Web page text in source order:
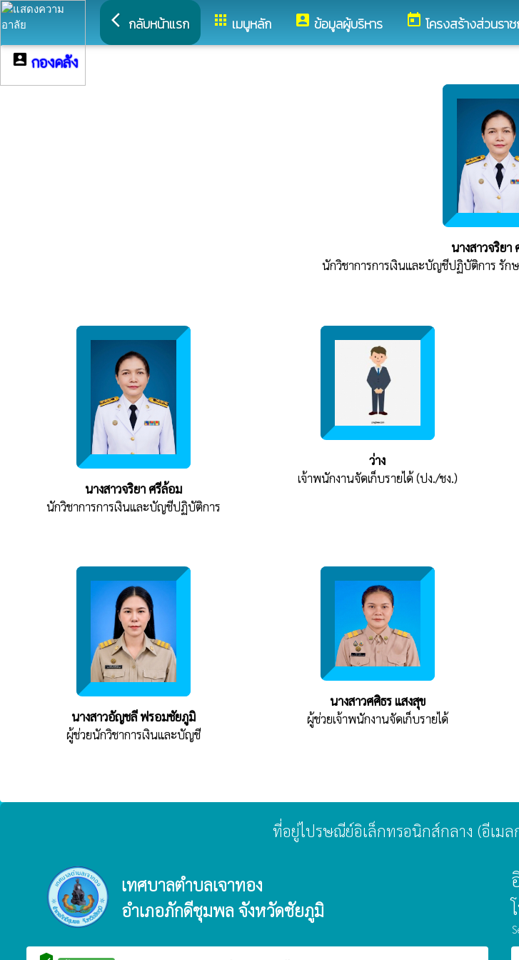
arrow_back_ios กลับหน้าแรก apps เมนูหลัก account_box ข้อมูลผู้บริหาร today โครงสร้างส่วนราช
account_box กองคลัง
นางสาวจริยา
นักวิชาการการเงินและบัญชีปฏิบัติการ รัก
นางสาวจริยา ศรีล้อม
นักวิชาการการเงินและบัญชีปฏิบัติการ
ว่าง
เจ้าพนักงานจัดเก็บรายได้ (ปง./ชง.)
นางสาวอัญชลี ฟรอมชัยภูมิ
ผู้ช่วยนักวิชาการเงินและบัญชี
นางสาวศศิธร แสงสุข
ผู้ช่วยเจ้าพนักงานจัดเก็บรายได้
ที่อยู่ไปรษณีย์อิเล็กทรอนิกส์กลาง (อีเมล
เทศบาลตำบลเจาทอง
อำเภอภักดีชุมพล จังหวัดชัยภูมิ